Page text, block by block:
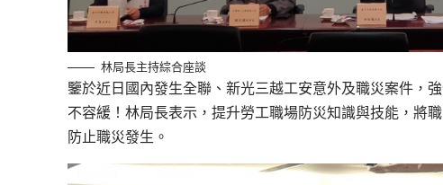
林局長主持綜合座談
鑒於近日國內發生全聯、新光三越工安意外及職災案件，
不容緩！林局長表示，提升勞工職場防災知識與技能，將
防止職災發生。